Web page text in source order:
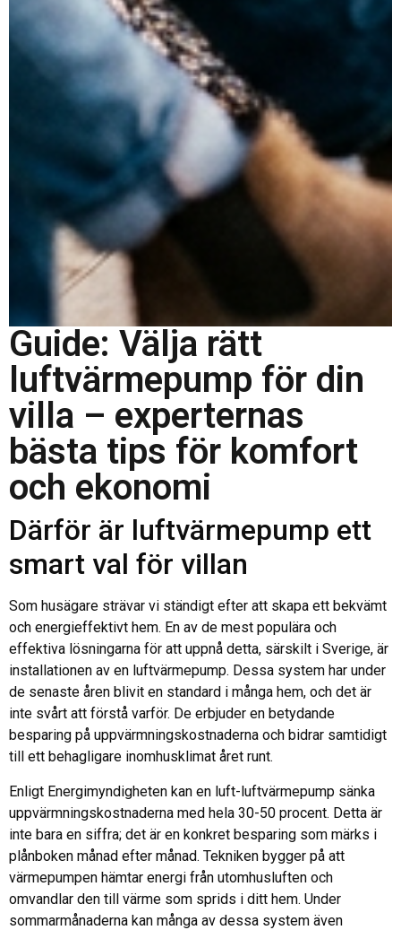
Guide: Välja rätt
luftvärmepump för din
villa – experternas
bästa tips för komfort
och ekonomi
Därför är luftvärmepump ett
smart val för villan
Som husägare strävar vi ständigt efter att skapa ett bekvämt
och energieffektivt hem. En av de mest populära och
effektiva lösningarna för att uppnå detta, särskilt i Sverige, är
installationen av en luftvärmepump. Dessa system har under
de senaste åren blivit en standard i många hem, och det är
inte svårt att förstå varför. De erbjuder en betydande
besparing på uppvärmningskostnaderna och bidrar samtidigt
till ett behagligare inomhusklimat året runt.
Enligt Energimyndigheten kan en luft-luftvärmepump sänka
uppvärmningskostnaderna med hela 30-50 procent. Detta är
inte bara en siffra; det är en konkret besparing som märks i
plånboken månad efter månad. Tekniken bygger på att
värmepumpen hämtar energi från utomhusluften och
omvandlar den till värme som sprids i ditt hem. Under
sommarmånaderna kan många av dessa system även